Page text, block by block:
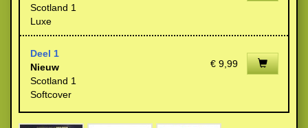
Scotland 1
Luxe
Deel 1
Nieuw
Scotland 1
Softcover
€ 9,99